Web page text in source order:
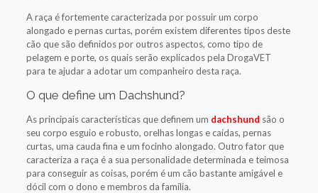
A raça é fortemente caracterizada por possuir um corpo
alongado e pernas curtas, porém existem diferentes tipos deste
cão que são definidos por outros aspectos, como tipo de
pelagem e porte, os quais serão explicados pela DrogaVET
para te ajudar a adotar um companheiro desta raça.
O que define um Dachshund?
As principais características que definem um dachshund são o
seu corpo esguio e robusto, orelhas longas e caídas, pernas
curtas, uma cauda fina e um focinho alongado. Outro fator que
caracteriza a raça é a sua personalidade determinada e teimosa
para conseguir as coisas, porém é um cão bastante amigável e
dócil com o dono e membros da família.